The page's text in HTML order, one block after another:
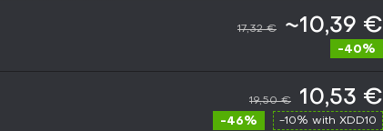
17,32 € ~10,39 €
-40%
19,50 € 10,53 €
-46% -10% with XDD10